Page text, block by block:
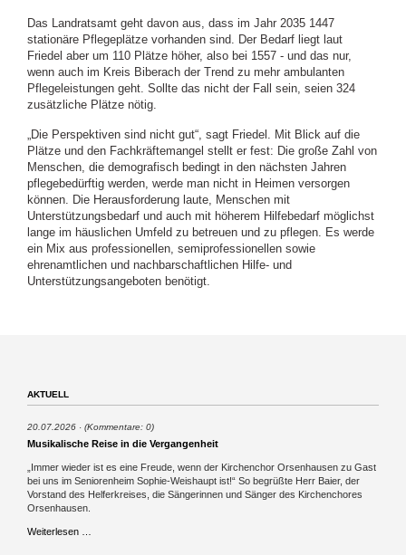
Das Landratsamt geht davon aus, dass im Jahr 2035 1447
stationäre Pflegeplätze vorhanden sind. Der Bedarf liegt laut
Friedel aber um 110 Plätze höher, also bei 1557 - und das nur,
wenn auch im Kreis Biberach der Trend zu mehr ambulanten
Pflegeleistungen geht. Sollte das nicht der Fall sein, seien 324
zusätzliche Plätze nötig.
„Die Perspektiven sind nicht gut“, sagt Friedel. Mit Blick auf die
Plätze und den Fachkräftemangel stellt er fest: Die große Zahl von
Menschen, die demografisch bedingt in den nächsten Jahren
pflegebedürftig werden, werde man nicht in Heimen versorgen
können. Die Herausforderung laute, Menschen mit
Unterstützungsbedarf und auch mit höherem Hilfebedarf möglichst
lange im häuslichen Umfeld zu betreuen und zu pflegen. Es werde
ein Mix aus professionellen, semiprofessionellen sowie
ehrenamtlichen und nachbarschaftlichen Hilfe- und
Unterstützungsangeboten benötigt.
AKTUELL
20.07.2026 (Kommentare: 0)
Musikalische Reise in die Vergangenheit
„Immer wieder ist es eine Freude, wenn der Kirchenchor Orsenhausen zu Gast
bei uns im Seniorenheim Sophie-Weishaupt ist!“ So begrüßte Herr Baier, der
Vorstand des Helferkreises, die Sängerinnen und Sänger des Kirchenchores
Orsenhausen.
Weiterlesen …